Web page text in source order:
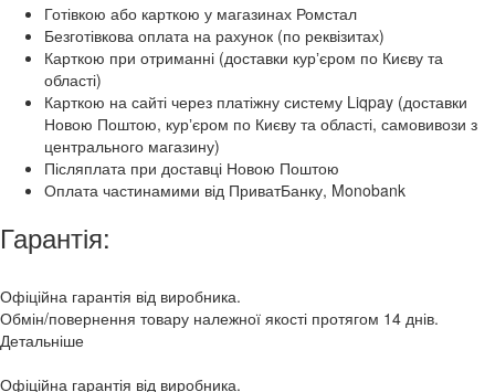
Готівкою або карткою у магазинах Ромстал
Безготівкова оплата на рахунок (по реквізитах)
Карткою при отриманні (доставки курʼєром по Києву та
області)
Карткою на сайті через платіжну систему Liqpay (доставки
Новою Поштою, курʼєром по Києву та області, самовивози з
центрального магазину)
Післяплата при доставці Новою Поштою
Оплата частинамими від ПриватБанку, Monobank
Гарантія:
Офіційна гарантія від виробника.
Обмін/повернення товару належної якості протягом 14 днів.
Детальніше
Офіційна гарантія від виробника.